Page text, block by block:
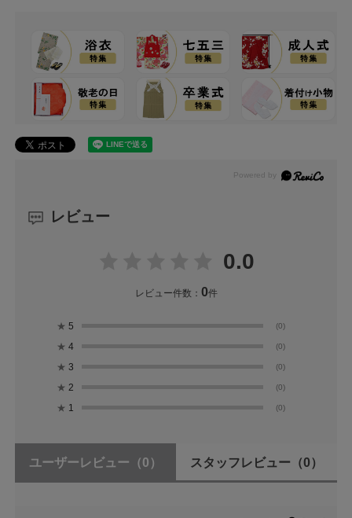
レビュー
0.0
レビュー件数： 0件
★ 5 (0)
★ 4 (0)
★ 3 (0)
★ 2 (0)
★ 1 (0)
ユーザーレビュー （0） スタッフレビュー （0）